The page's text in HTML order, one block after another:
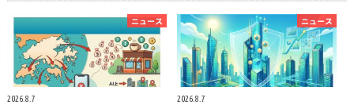
ニュース
2026.8.7
ニュース
2026.8.7